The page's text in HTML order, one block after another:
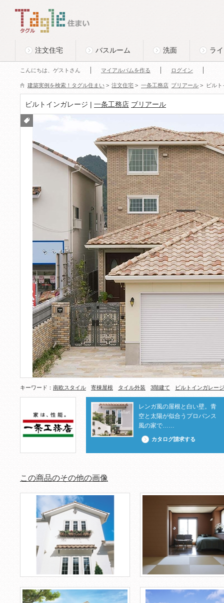
Tagle タグル 住まい
注文住宅 バスルーム 洗面 ラ
こんにちは、ゲストさん マイアルバムを作る ログイン
建築実例を検索！タグル住まい > 注文住宅 > 一条工務店 ブリアール > ビル
ビルトインガレージ | 一条工務店 ブリアール
キーワード： 南欧スタイル 寄棟屋根 タイル外装 3階建て ビルトインガレージ
レンガ風の屋根と白い壁。青
空と太陽が似合うプロバンス
風の家で……
カタログ請求する
この商品のその他の画像